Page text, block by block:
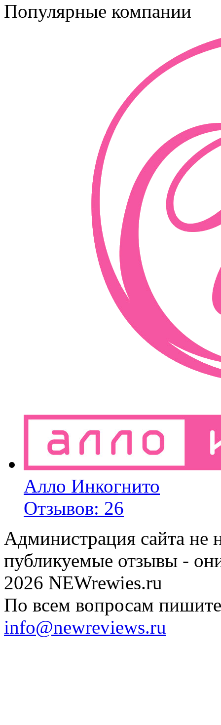
Популярные компании
Алло Инкогнито
Отзывов: 26
Администрация сайта не
публикуемые отзывы -
2026 NEWrewies.ru
По всем вопросам
info@newreviews.ru